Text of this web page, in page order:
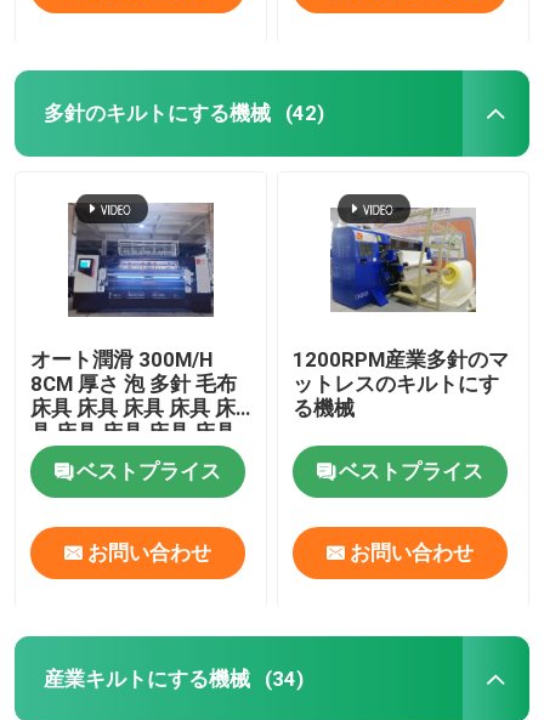
多針のキルトにする機械 (42)
オート潤滑 300M/H
8CM 厚さ 泡 多針 毛布
床具 床具 床具 床具 床
具 床具 床具 床具 床具
床具 床具 床具 床具 床
具 床具 床具 床具 床具
床具 床具 床具 床具 床
具 床具 床具 床具 床具
床具 床具 床具 床具 床
具 床具 床具 床具 床具
具 床具 床具 床具 床具
ベストプライス
お問い合わせ
1200RPM産業多針のマ
ットレスのキルトにす
る機械
ベストプライス
お問い合わせ
産業キルトにする機械 (34)